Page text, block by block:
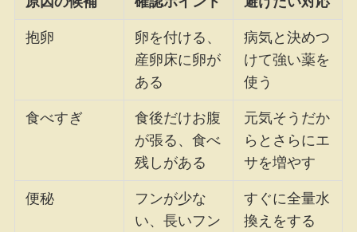
抱卵
卵を付ける、
産卵床に卵が
ある
病気と決めつ
けて強い薬を
使う
食べすぎ
食後だけお腹
が張る、食べ
残しがある
元気そうだか
らとさらにエ
サを増やす
便秘
フンが少な
い、長いフン
すぐに全量水
換えをする